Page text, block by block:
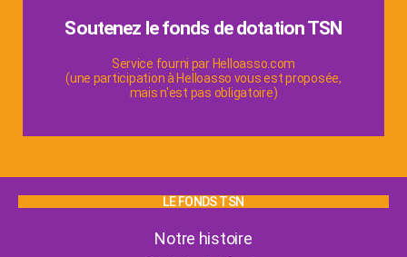
Soutenez le fonds de dotation TSN
Service fourni par Helloasso.com
(une participation à Helloasso vous est proposée,
mais n'est pas obligatoire)
aider la recherche contre le cancer du pancréas.
LE FONDS TSN
Notre histoire